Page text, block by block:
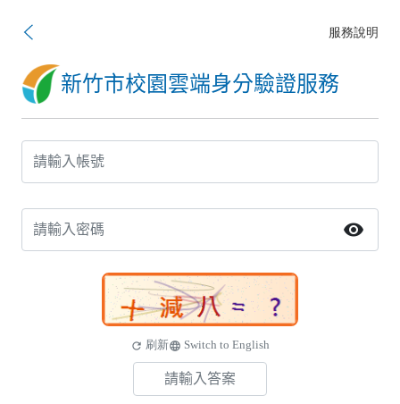
服務說明
新竹市校園雲端身分驗證服務
visibility
refresh 刷新language Switch to English